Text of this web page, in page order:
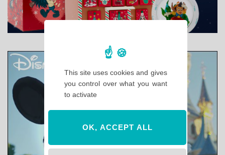
This site uses cookies and gives
you control over what you want
to activate
OK, ACCEPT ALL